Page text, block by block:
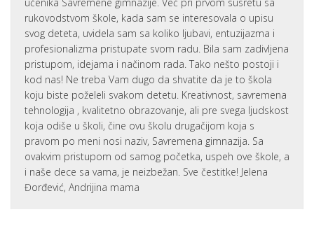
rukovodstvom škole, kada sam se interesovala o upisu
svog deteta, uvidela sam sa koliko ljubavi, entuzijazma i
profesionalizma pristupate svom radu. Bila sam zadivljena
pristupom, idejama i načinom rada. Tako nešto postoji i
kod nas! Ne treba Vam dugo da shvatite da je to škola
koju biste poželeli svakom detetu. Kreativnost, savremena
tehnologija , kvalitetno obrazovanje, ali pre svega ljudskost
koja odiše u školi, čine ovu školu drugačijom koja s
pravom po meni nosi naziv, Savremena gimnazija. Sa
ovakvim pristupom od samog početka, uspeh ove škole, a
i naše dece sa vama, je neizbežan. Sve čestitke! Jelena
Đorđević, Andrijina mama